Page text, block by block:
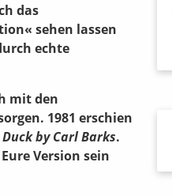
das
sehen lassen
echte
mit den
1981 erschien
by Carl Barks.
Version sein